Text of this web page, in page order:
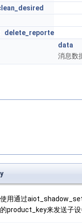
delete_reporte
data
消息数
用通过
product_key来发送子